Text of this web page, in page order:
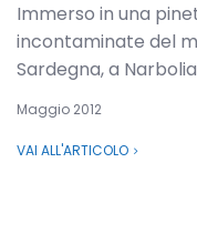
Immerso in una
incontaminate del
Sardegna, a
Maggio 2012
VAI ALL'ARTICOLO